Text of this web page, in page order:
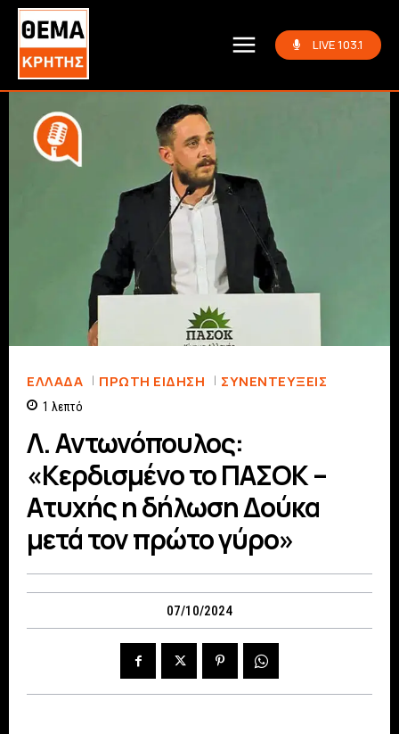
LIVE 103.1
ΕΛΛΆΔΑ ΠΡΏΤΗ ΕΊΔΗΣΗ ΣΥΝΕΝΤΕΎΞΕΙΣ
1 λεπτό
Λ. Αντωνόπουλος:
«Κερδισμένο το ΠΑΣΟΚ –
Ατυχής η δήλωση Δούκα
μετά τον πρώτο γύρο»
07/10/2024